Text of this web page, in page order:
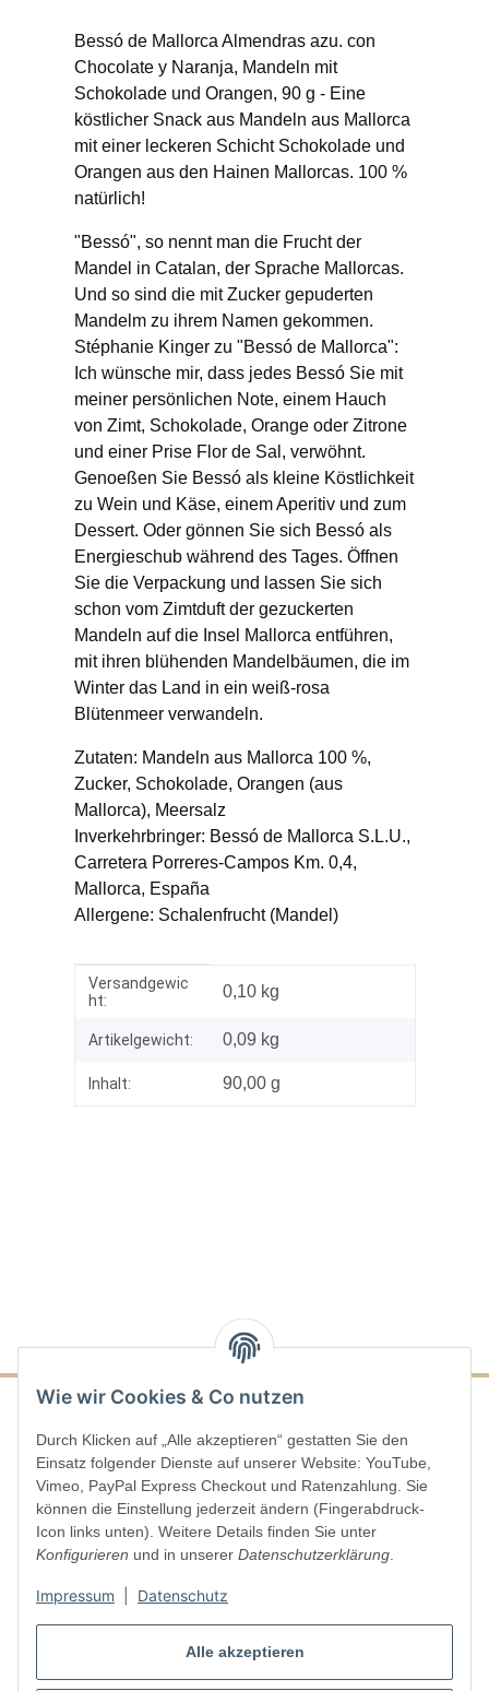
Alle akzeptieren
Wie wir Cookies & Co nutzen
Durch Klicken auf „Alle akzeptieren“ gestatten Sie den
Einsatz folgender Dienste auf unserer Website: YouTube,
Vimeo, PayPal Express Checkout und Ratenzahlung. Sie
können die Einstellung jederzeit ändern (Fingerabdruck-
Icon links unten). Weitere Details finden Sie unter
Konfigurieren und in unserer Datenschutzerklärung.
Impressum Datenschutz
Bessó de Mallorca Almendras azu. con
Chocolate y Naranja, Mandeln mit
Schokolade und Orangen, 90 g - Eine
köstlicher Snack aus Mandeln aus Mallorca
mit einer leckeren Schicht Schokolade und
Orangen aus den Hainen Mallorcas. 100 %
natürlich!
"Bessó", so nennt man die Frucht der
Mandel in Catalan, der Sprache Mallorcas.
Und so sind die mit Zucker gepuderten
Mandelm zu ihrem Namen gekommen.
Stéphanie Kinger zu "Bessó de Mallorca":
Ich wünsche mir, dass jedes Bessó Sie mit
meiner persönlichen Note, einem Hauch
von Zimt, Schokolade, Orange oder Zitrone
und einer Prise Flor de Sal, verwöhnt.
Genoeßen Sie Bessó als kleine Köstlichkeit
zu Wein und Käse, einem Aperitiv und zum
Dessert. Oder gönnen Sie sich Bessó als
Energieschub während des Tages. Öffnen
Sie die Verpackung und lassen Sie sich
schon vom Zimtduft der gezuckerten
Mandeln auf die Insel Mallorca entführen,
mit ihren blühenden Mandelbäumen, die im
Winter das Land in ein weiß-rosa
Blütenmeer verwandeln.
Zutaten: Mandeln aus Mallorca 100 %,
Zucker, Schokolade, Orangen (aus
Mallorca), Meersalz
Inverkehrbringer: Bessó de Mallorca S.L.U.,
Carretera Porreres-Campos Km. 0,4,
Mallorca, España
Allergene: Schalenfrucht (Mandel)
Produkteigenschaft
Wert
Versandgewic
ht:
0,10 kg
Artikelgewicht: 0,09 kg
Inhalt: 90,00 g
Informationen
Gesetzliche Informationen
Vertrag widerrufen